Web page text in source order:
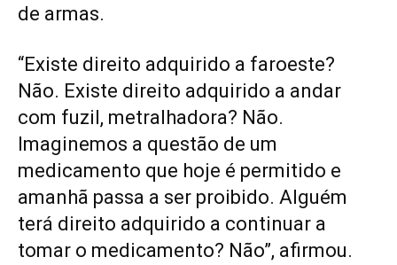
de armas.
“Existe direito adquirido a faroeste?
Não. Existe direito adquirido a andar
com fuzil, metralhadora? Não.
Imaginemos a questão de um
medicamento que hoje é permitido e
amanhã passa a ser proibido. Alguém
terá direito adquirido a continuar a
tomar o medicamento? Não”, afirmou.